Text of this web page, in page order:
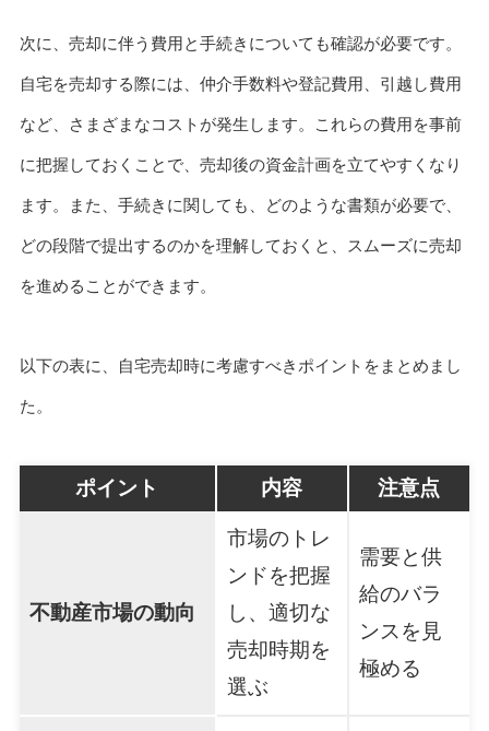
次に、売却に伴う費用と手続きについても確認が必要です。
自宅を売却する際には、仲介手数料や登記費用、引越し費用
など、さまざまなコストが発生します。これらの費用を事前
に把握しておくことで、売却後の資金計画を立てやすくなり
ます。また、手続きに関しても、どのような書類が必要で、
どの段階で提出するのかを理解しておくと、スムーズに売却
を進めることができます。
以下の表に、自宅売却時に考慮すべきポイントをまとめまし
た。
ポイント 内容 注意点
不動産市場の動向
市場のトレ
ンドを把握
し、適切な
売却時期を
選ぶ
需要と供
給のバラ
ンスを見
極める